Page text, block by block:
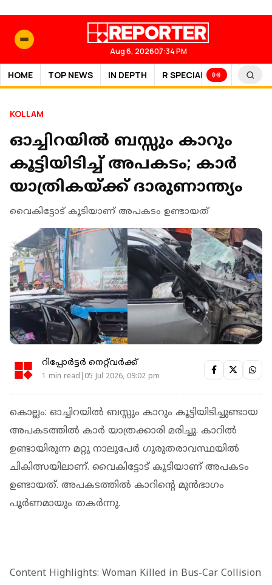
Aug 6, 202607:34 PM
HOME TOP NEWS IN DEPTH R SPECIAL SPORTS
KOLLAM
ഓച്ചിറയില്‍ ബസ്സും കാറും
കൂട്ടിയിടിച്ച് അപകടം; കാര്‍
യാത്രികയ്ക്ക് ദാരുണാന്ത്യം
വൈകിട്ടോട് കൂടിയാണ് അപകടം ഉണ്ടായത്
റിപ്പോർട്ടർ നെറ്റ്‌വര്‍ക്ക്‌
1 min read|05 Jul 2026, 09:02 pm
കൊല്ലം: ഓച്ചിറയില്‍ ബസ്സും കാറും കൂട്ടിയിടിച്ചുണ്ടായ
അപകടത്തില്‍ കാര്‍ യാത്രക്കാരി മരിച്ചു. കാറില്‍
ഉണ്ടായിരുന്ന മറ്റു നാലുപേര്‍ ഗുരുതരാവസ്ഥയില്‍
ചികിത്സയിലാണ്. വൈകിട്ടോട് കൂടിയാണ് അപകടം
ഉണ്ടായത്. അപകടത്തില്‍ കാറിന്റെ മുന്‍ഭാഗം
പൂര്‍ണമായും തകര്‍ന്നു.
Content Highlights: Woman Killed in Bus-Car Collision